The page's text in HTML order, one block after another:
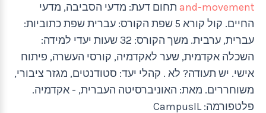
and-movement תחום דעת: מדעי הסביבה, מדעי
החיים. קול קורא 5 שפת הקורס: עברית שפת כתוביות:
עברית, ערבית. משך הקורס: 32 שעות יעדי למידה:
השכלה אקדמית, שער לאקדמיה, קורסי העשרה, פיתוח
אישי. יש תעודה? לא . קהלי יעד: סטודנטים, מגזר ציבורי,
משוחררים. מאת: האוניברסיטה העברית, - אקדמיה.
פלטפורמה: CampusIL